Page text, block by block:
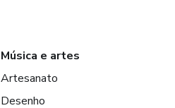
Música e artes
Artesanato
Desenho